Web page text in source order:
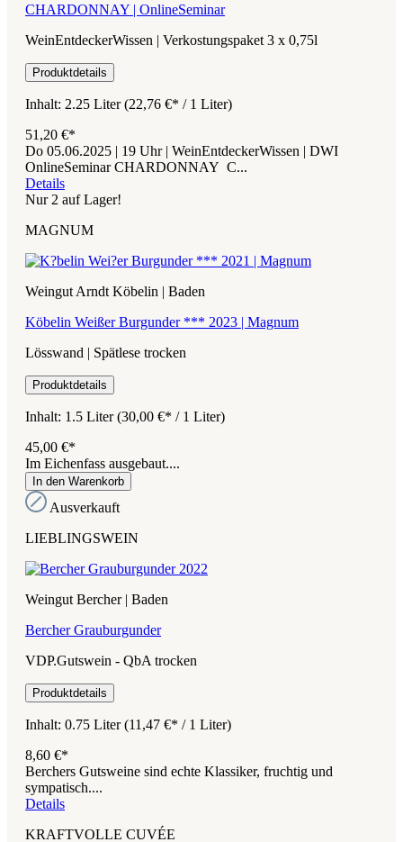
CHARDONNAY | OnlineSeminar
WeinEntdeckerWissen | Verkostungspaket 3 x 0,75l
Produktdetails
Inhalt: 2.25 Liter(22,76 €* / 1 Liter)
51,20 €*
Do 05.06.2025 | 19 Uhr | WeinEntdeckerWissen | DWI
OnlineSeminar CHARDONNAY C...
Details
Nur 2 auf Lager!
MAGNUM
Weingut Arndt Köbelin | Baden
Köbelin Weißer Burgunder *** 2023 | Magnum
Lösswand | Spätlese trocken
Produktdetails
Inhalt: 1.5 Liter(30,00 €* / 1 Liter)
45,00 €*
Im Eichenfass ausgebaut....
In den Warenkorb
Ausverkauft
LIEBLINGSWEIN
Weingut Bercher | Baden
Bercher Grauburgunder
VDP.Gutswein - QbA trocken
Produktdetails
Inhalt: 0.75 Liter(11,47 €* / 1 Liter)
8,60 €*
Berchers Gutsweine sind echte Klassiker, fruchtig und
sympatisch....
Details
KRAFTVOLLE CUVÉE